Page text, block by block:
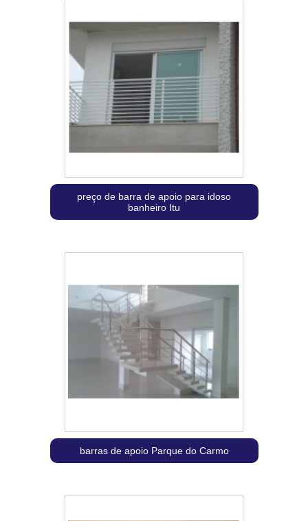
preço de barra de apoio para idoso
banheiro Itu
barras de apoio Parque do Carmo